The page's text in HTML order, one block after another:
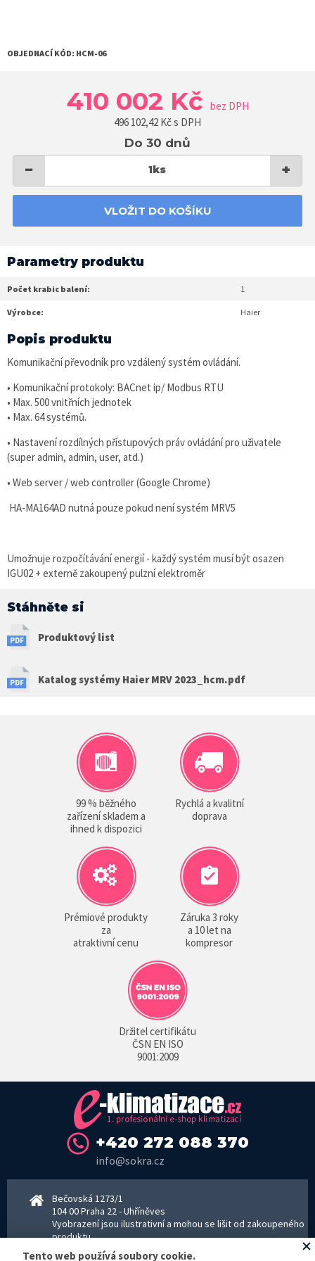
OBJEDNACÍ KÓD: HCM-06
410 002 Kč bez DPH
496 102,42 Kč s DPH
Do 30 dnů
− 1ks +
VLOŽIT DO KOŠÍKU
Parametry produktu
Počet krabic balení: 1
Výrobce: Haier
Popis produktu
Komunikační převodník pro vzdálený systém ovládání.
• Komunikační protokoly: BACnet ip/ Modbus RTU
• Max. 500 vnitřních jednotek
• Max. 64 systémů.
• Nastavení rozdílných přístupových práv ovládání pro uživatele
(super admin, admin, user, atd.)
• Web server / web controller (Google Chrome)
HA-MA164AD nutná pouze pokud není systém MRV5
Umožnuje rozpočítávání energií - každý systém musí být osazen
IGU02 + externě zakoupený pulzní elektroměr
Stáhněte si
Produktový list
Katalog systémy Haier MRV 2023_hcm.pdf
99 % běžného
zařízení skladem a
ihned k dispozici
Rychlá a kvalitní
doprava
Prémiové produkty
za
atraktivní cenu
Záruka 3 roky
a 10 let na
kompresor
Držitel certifikátu
ČSN EN ISO
9001:2009
+420 272 088 370
info@sokra.cz
Bečovská 1273/1
104 00 Praha 22 - Uhříněves
Vyobrazení jsou ilustrativní a mohou se lišit od zakoupeného
produktu.
www.sokra.cz│www.haier-klimatizace.cz
Tento web používá soubory cookie.